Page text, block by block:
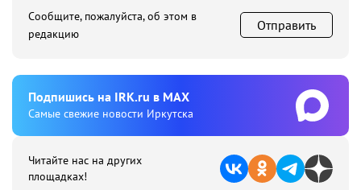
Сообщите, пожалуйста, об этом в
редакцию
Отправить
Подпишиcь на IRK.ru в MAX
Cамые свежие новости Иркутска
Читайте нас на других
площадках!